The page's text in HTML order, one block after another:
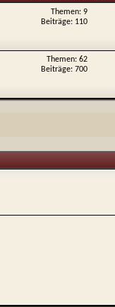
Themen: 9
Beiträge: 110
Themen: 62
Beiträge: 700